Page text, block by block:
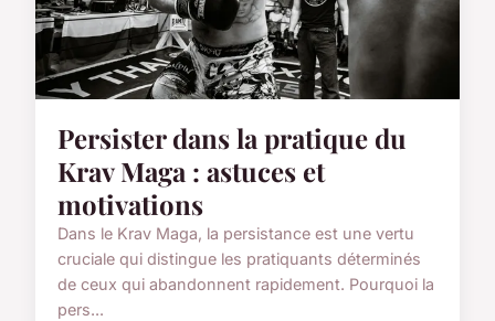
Persister dans la pratique du
Krav Maga : astuces et
motivations
Dans le Krav Maga, la persistance est une vertu
cruciale qui distingue les pratiquants déterminés
de ceux qui abandonnent rapidement. Pourquoi la
pers...